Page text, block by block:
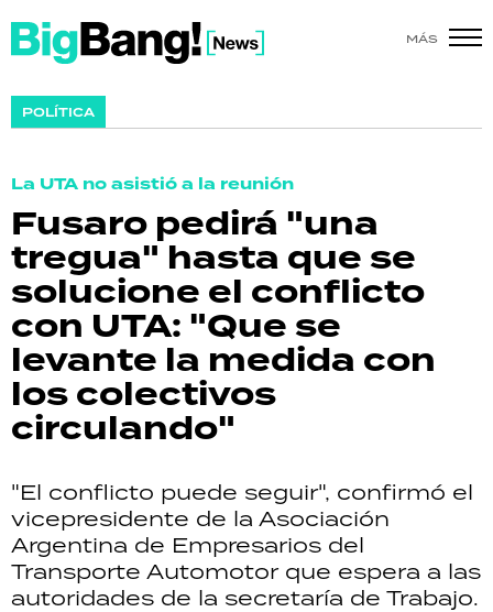
MÁS
POLÍTICA
La UTA no asistió a la reunión
Fusaro pedirá "una
tregua" hasta que se
solucione el conflicto
con UTA: "Que se
levante la medida con
los colectivos
circulando"
"El conflicto puede seguir", confirmó el
vicepresidente de la Asociación
Argentina de Empresarios del
Transporte Automotor que espera a las
autoridades de la secretaría de Trabajo.
SHOW
ACTUALIDAD
POLICIALES
ECONOMÍA
GRAN HERMANO
SALUD
DEPORTES
TECNOLOGÍA